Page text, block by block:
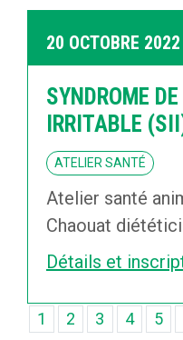
20 OCTOBRE 2022
SYNDROME
IRRITABLE
ATELIER SANTÉ
Atelier santé
Chaouat
Détails et
1 2 3 4 5